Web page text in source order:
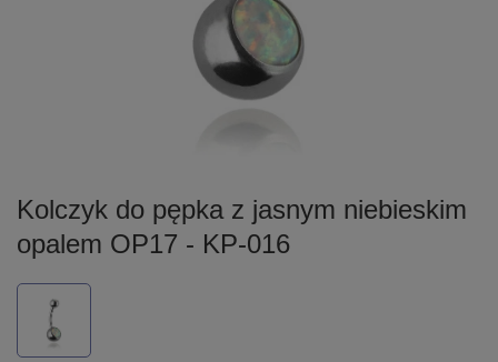
Kolczyk do pępka z jasnym niebieskim
opalem OP17 - KP-016